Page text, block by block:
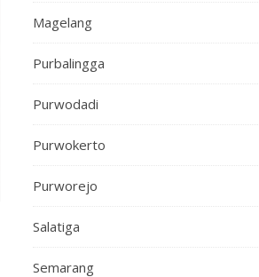
Magelang
Purbalingga
Purwodadi
Purwokerto
Purworejo
Salatiga
Semarang